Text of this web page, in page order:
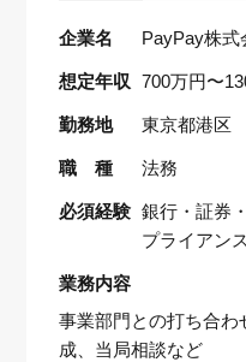
企業名 PayPay株式
想定年収 700万円〜
勤務地 東京都港区
職 種 法務
必須経験 銀行・証券
プライアン
業務内容
事業部門との打ち合
成、当局相談など